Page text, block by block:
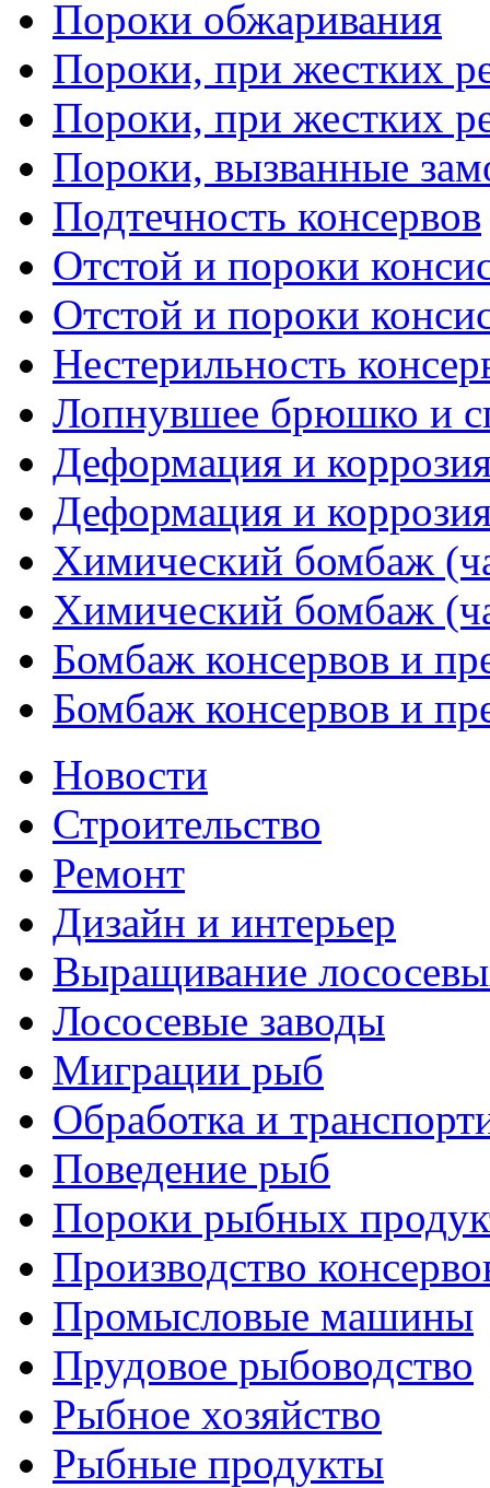
Пороки обжаривания
Пороки, при жестких
Пороки, при жестких
Пороки, вызванные
Подтечность консервов
Отстой и пороки
Отстой и пороки
Нестерильность
Лопнувшее брюшко и
Деформация и
Деформация и
Химический бомбаж
Химический бомбаж
Бомбаж консервов и
Бомбаж консервов и
Новости
Строительство
Ремонт
Дизайн и интерьер
Выращивание
Лососевые заводы
Миграции рыб
Обработка и
Поведение рыб
Пороки рыбных
Производство
Промысловые машины
Прудовое рыбоводство
Рыбное хозяйство
Рыбные продукты